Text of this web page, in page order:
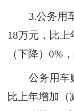
3.公务用
18万元，比上
（下降） 0%
公务用车
比上年增加（